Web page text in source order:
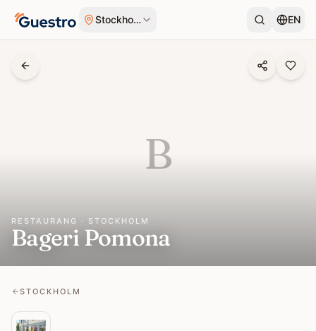
Stockholm EN
B
RESTAURANG · STOCKHOLM
Bageri Pomona
STOCKHOLM